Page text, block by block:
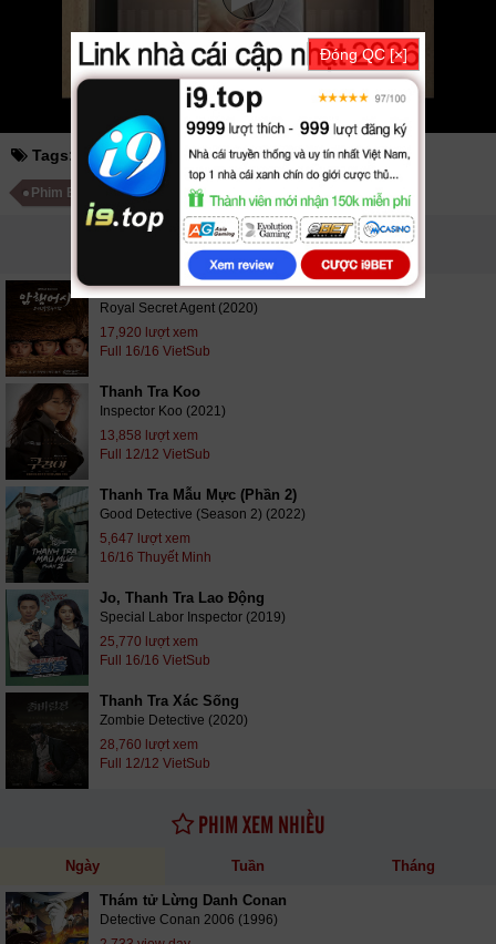
Thanh Tra Bí Mật
Tags: thanh tra bí mật Phim Hàn Quốc
Phim Bộ Hàn Quốc
PHIM LIÊN QUAN
Thanh Tra Bí Mật Của Hoàng Gia
Royal Secret Agent (2020)
17,920 lượt xem
Full 16/16 VietSub
Thanh Tra Koo
Inspector Koo (2021)
13,858 lượt xem
Full 12/12 VietSub
Thanh Tra Mẫu Mực (Phần 2)
Good Detective (Season 2) (2022)
5,647 lượt xem
16/16 Thuyết Minh
Jo, Thanh Tra Lao Động
Special Labor Inspector (2019)
25,770 lượt xem
Full 16/16 VietSub
Thanh Tra Xác Sống
Zombie Detective (2020)
28,760 lượt xem
Full 12/12 VietSub
PHIM XEM NHIỀU
Ngày Tuần Tháng
Thám tử Lừng Danh Conan
Detective Conan 2006 (1996)
Đóng QC [×]